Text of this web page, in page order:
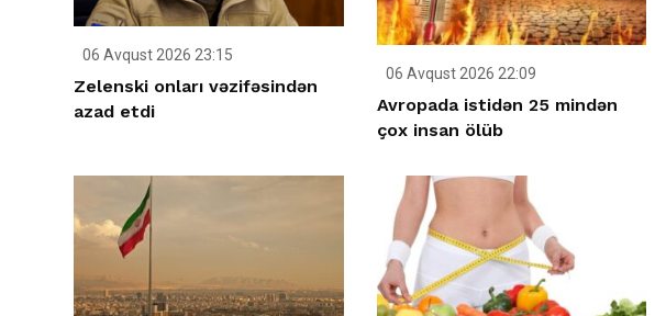
06 Avqust 2026 23:15
Zelenski onları vəzifəsindən
azad etdi
06 Avqust 2026 22:09
Avropada istidən 25 mindən
çox insan ölüb